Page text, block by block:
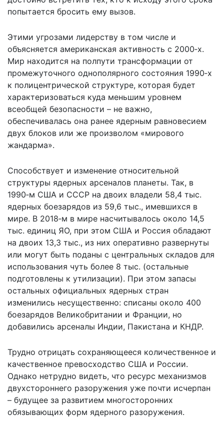
попытается бросить ему вызов.
Этими угрозами лидерству в том числе и
объясняется американская активность с 2000‑х.
Мир находится на полпути трансформации от
промежуточного однополярного состояния 1990‑х
к полицентрической структуре, которая будет
характеризоваться куда меньшим уровнем
всеобщей безопасности – не важно,
обеспечивалась она ранее ядерным равновесием
двух блоков или же произволом «мирового
жандарма».
Способствует и изменение относительной
структуры ядерных арсеналов планеты. Так, в
1990‑м США и СССР на двоих владели 58,4 тыс.
ядерных боезарядов из 59,6 тыс., имевшихся в
мире. В 2018‑м в мире насчитывалось около 14,5
тыс. единиц ЯО, при этом США и Россия обладают
на двоих 13,3 тыс., из них оперативно развернуты
или могут быть поданы с центральных складов для
использования чуть более 8 тыс. (остальные
подготовлены к утилизации). При этом запасы
остальных официальных ядерных стран
изменились несущественно: списаны около 400
боезарядов Великобритании и Франции, но
добавились арсеналы Индии, Пакистана и КНДР.
Трудно отрицать сохраняющееся количественное и
качественное превосходство США и России.
Однако нетрудно видеть, что ресурс механизмов
двухстороннего разоружения уже почти исчерпан
– будущее за развитием многосторонних
обязывающих форм ядерного разоружения.